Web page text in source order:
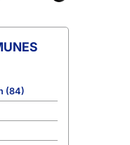
(84)